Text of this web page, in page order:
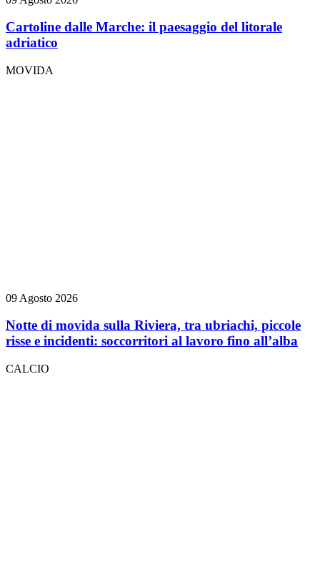
Cartoline dalle Marche: il paesaggio del litorale
adriatico
MOVIDA
09 Agosto 2026
Notte di movida sulla Riviera, tra ubriachi, piccole
risse e incidenti: soccorritori al lavoro fino all’alba
CALCIO